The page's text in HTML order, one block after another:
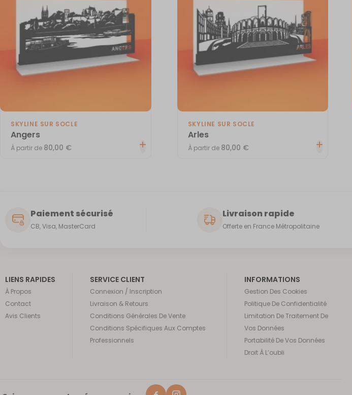
SKYLINE SUR SOCLE
Angers
À partir de 80,00 €
SKYLINE SUR SOCLE
Arles
À partir de 80,00 €
Paiement sécurisé
CB, Visa, MasterCard
Livraison rapide
Offerte en France Métropolitaine
LIENS RAPIDES
À Propos
Contact
Avis Clients
SERVICE CLIENT
Connexion / Inscription
Livraison & Retours
Conditions Générales De Vente
Conditions Spécifiques Aux Comptes
Professionnels
INFORMATIONS
Gestion Des Cookies
Politique De Confidentialité
Limitation De Traitement De
Vos Données
Portabilité De Vos Données
Droit À L’oubli